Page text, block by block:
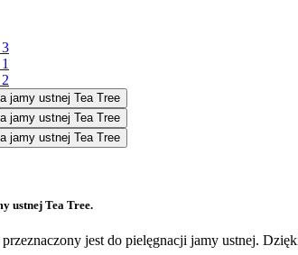
ustnej Tea Tree.
jest do pielęgnacji jamy ustnej.